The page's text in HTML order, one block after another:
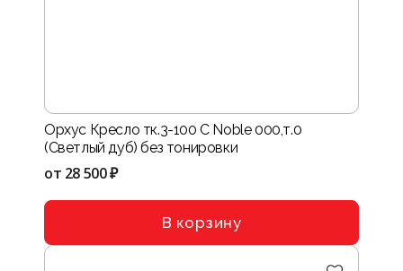
Орхус Кресло тк.3-100 C Noble 000,т.0
(Светлый дуб) без тонировки
от 28 500 ₽
В корзину